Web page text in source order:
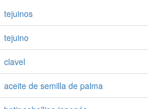
tejuinos
tejuino
clavel
aceite de semilla de palma